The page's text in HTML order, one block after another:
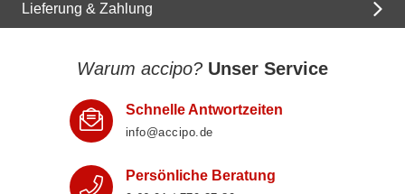
Lieferung & Zahlung
Warum accipo? Unser Service
Schnelle Antwortzeiten
info@accipo.de
Persönliche Beratung